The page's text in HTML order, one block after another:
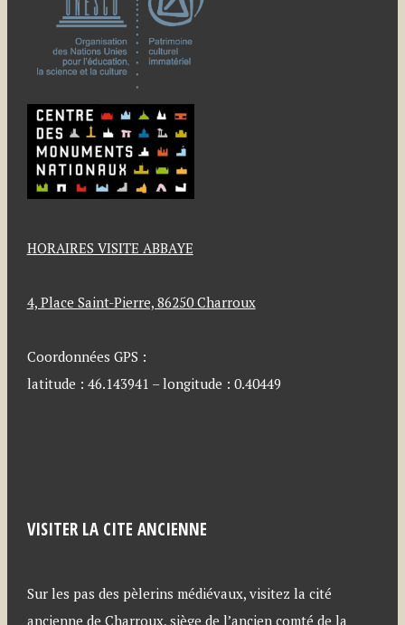
HORAIRES VISITE ABBAYE
4, Place Saint-Pierre, 86250 Charroux
Coordonnées GPS :
latitude : 46.143941 – longitude : 0.40449
VISITER LA CITE ANCIENNE
Sur les pas des pèlerins médiévaux, visitez la cité
ancienne de Charroux, siège de l’ancien comté de la